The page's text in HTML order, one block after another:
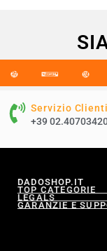
Servizio Clienti
+39
DADOSHOP.IT
TOP CATEGORIE
LEGALS
GARANZIE E